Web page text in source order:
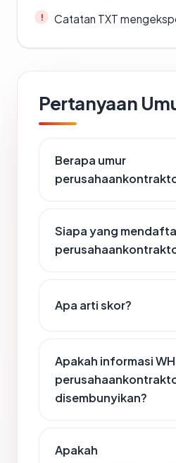
Catatan TXT
Pertanyaan
Berapa umur
Siapa yang
Apa arti skor?
Apakah informasi
disembunyikan?
Apakah